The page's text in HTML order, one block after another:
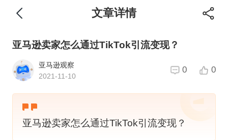
文章详情
亚马逊卖家怎么通过TikTok引流变现？
亚马逊观察
2021-11-10
0 0
亚马逊卖家怎么通过TikTok引流变现？